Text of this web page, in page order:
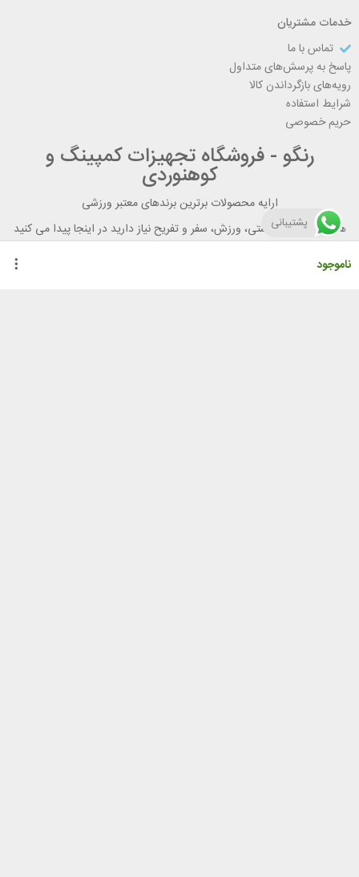
ناموجود
خدمات مشتریان
تماس با ما
پاسخ به پرسش‌های متداول
رویه‌های بازگرداندن کالا
شرایط استفاده
حریم خصوصی
رنگو - فروشگاه تجهیزات کمپینگ و
کوهنوردی
ارایه محصولات برترین برندهای معتبر ورزشی
هر آنچه برای تندرستی، ورزش، سفر و تفریح نیاز دارید در اینجا پیدا می کنید
پشتیبانی